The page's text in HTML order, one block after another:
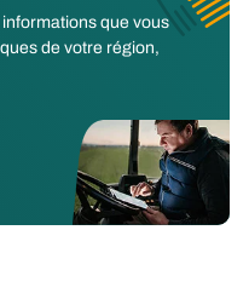
que vous
de votre région,